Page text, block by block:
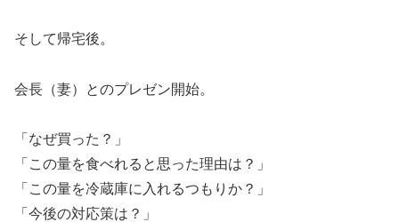
そして帰宅後。
会長（妻）とのプレゼン開始。
「なぜ買った？」
「この量を食べれると思った理由は？」
「この量を冷蔵庫に入れるつもりか？」
「今後の対応策は？」